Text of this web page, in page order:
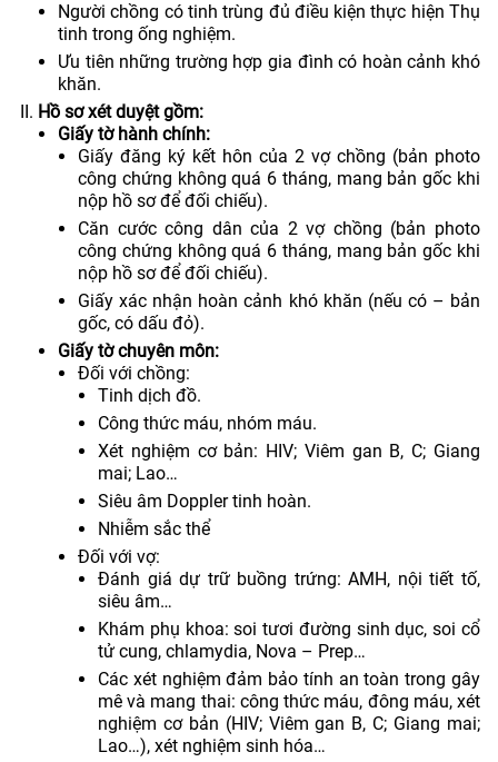
Người chồng có tinh trùng đủ điều kiện thực hiện Thụ
tinh trong ống nghiệm.
Ưu tiên những trường hợp gia đình có hoàn cảnh khó
khăn.
Hồ sơ xét duyệt gồm:
Giấy tờ hành chính:
Giấy đăng ký kết hôn của 2 vợ chồng (bản photo
công chứng không quá 6 tháng, mang bản gốc khi
nộp hồ sơ để đối chiếu).
Căn cước công dân của 2 vợ chồng (bản photo
công chứng không quá 6 tháng, mang bản gốc khi
nộp hồ sơ để đối chiếu).
Giấy xác nhận hoàn cảnh khó khăn (nếu có – bản
gốc, có dấu đỏ).
Giấy tờ chuyên môn:
Đối với chồng:
Tinh dịch đồ.
Công thức máu, nhóm máu.
Xét nghiệm cơ bản: HIV; Viêm gan B, C; Giang
mai; Lao…
Siêu âm Doppler tinh hoàn.
Nhiễm sắc thể
Đối với vợ:
Đánh giá dự trữ buồng trứng: AMH, nội tiết tố,
siêu âm…
Khám phụ khoa: soi tươi đường sinh dục, soi cổ
tử cung, chlamydia, Nova – Prep…
Các xét nghiệm đảm bảo tính an toàn trong gây
mê và mang thai: công thức máu, đông máu, xét
nghiệm cơ bản (HIV; Viêm gan B, C; Giang mai;
Lao…), xét nghiệm sinh hóa…